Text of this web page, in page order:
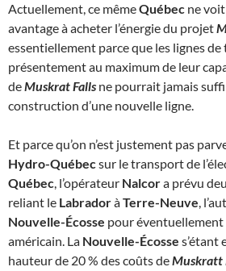
Actuellement, ce mêmeQuébec ne
avantage à acheter l’énergie du projet
essentiellement parce que les lignes
présentement au maximum de leur
deMuskrat Falls ne pourrait jamais
construction d’une nouvelle ligne.
Et parce qu’on n’est justement pas
Hydro-Québecsur le transport de
Québec, l’opérateur Nalcora prévu
reliant le LabradoràTerre-Neuve,
Nouvelle-Écosse pour
américain. La Nouvelle-Écosse s’étant
hauteur de 20 % des coûts deMuskratt